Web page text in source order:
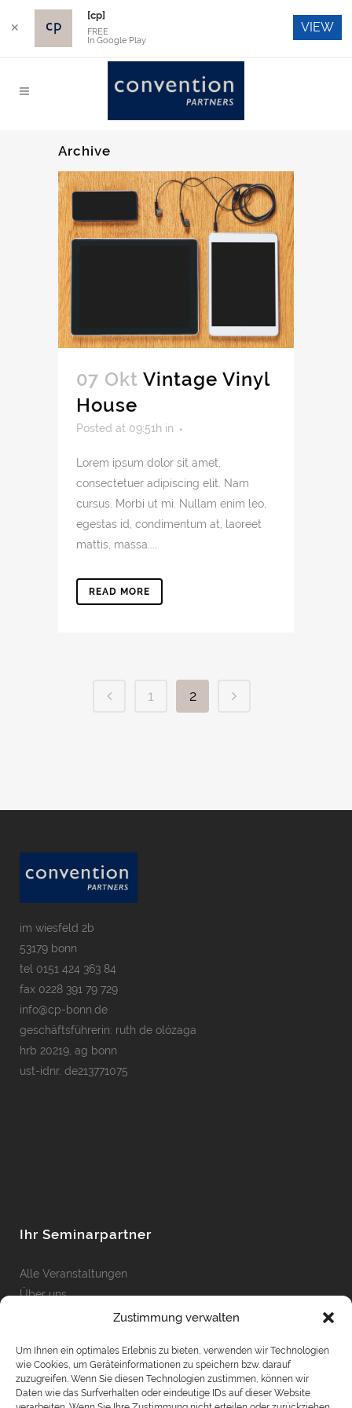
Zustimmung verwalten
Um Ihnen ein optimales Erlebnis zu bieten, verwenden wir Technologien
wie Cookies, um Geräteinformationen zu speichern bzw. darauf
zuzugreifen. Wenn Sie diesen Technologien zustimmen, können wir
Daten wie das Surfverhalten oder eindeutige IDs auf dieser Website
Archive
07 Okt Vintage Vinyl
House
Posted at 09:51h in
Lorem ipsum dolor sit amet,
consectetuer adipiscing elit. Nam
cursus. Morbi ut mi. Nullam enim leo,
egestas id, condimentum at, laoreet
mattis, massa....
READ MORE
1 2
im wiesfeld 2b
53179 bonn
tel 0151 424 363 84
fax 0228 391 79 729
info@cp-bonn.de
geschäftsführerin: ruth de olózaga
hrb 20219, ag bonn
ust-idnr. de213771075
Ihr Seminarpartner
Alle Veranstaltungen
Über uns
Unsere Leistungen
Impressum
✕
[cp]
FREE
In Google Play
VIEW